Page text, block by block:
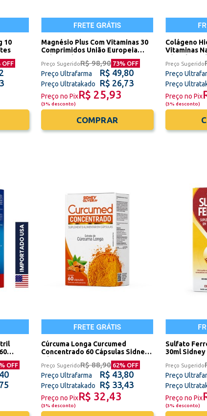
10
OFF
Magnésio Plus Com Vitaminas 30
Comprimidos União Europeia
Preço SugeridoR$ 98,90 73% OFF
Preço Ultrafarma R$ 49,80
Preço Ultratakado R$ 26,73
Preço no PixR$ 25,93
(3% desconto)
COMPRAR
Colágeno
Vitaminas
Preço Sugerido
Preço
Preço
Preço no Pix
(3% desconto)
% OFF
Cúrcuma Longa Curcumed
Concentrado 60 Cápsulas Sidney
Preço SugeridoR$ 88,90 62% OFF
Preço Ultrafarma R$ 43,80
Preço Ultratakado R$ 33,43
Preço no PixR$ 32,43
(3% desconto)
Sulfato
30ml
Preço Sugerido
Preço
Preço
Preço no Pix
(3% desconto)